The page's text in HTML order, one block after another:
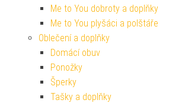
Me to You dobroty a doplňky
Me to You plyšáci a polštáře
Oblečení a doplňky
Domácí obuv
Ponožky
Šperky
Tašky a doplňky